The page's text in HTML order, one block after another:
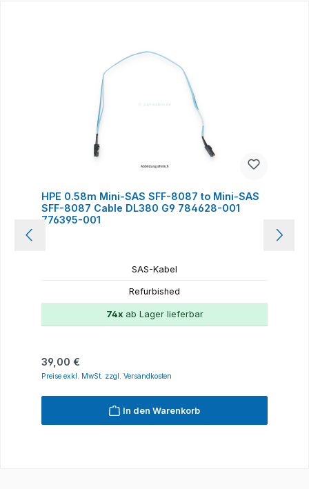
HPE 0.58m Mini-SAS SFF-8087 to Mini-SAS
SFF-8087 Cable DL380 G9 784628-001
776395-001
SAS-Kabel
Refurbished
74xab Lager lieferbar
Regulärer Preis:
39,00 €
Preise exkl. MwSt. zzgl. Versandkosten
In den Warenkorb